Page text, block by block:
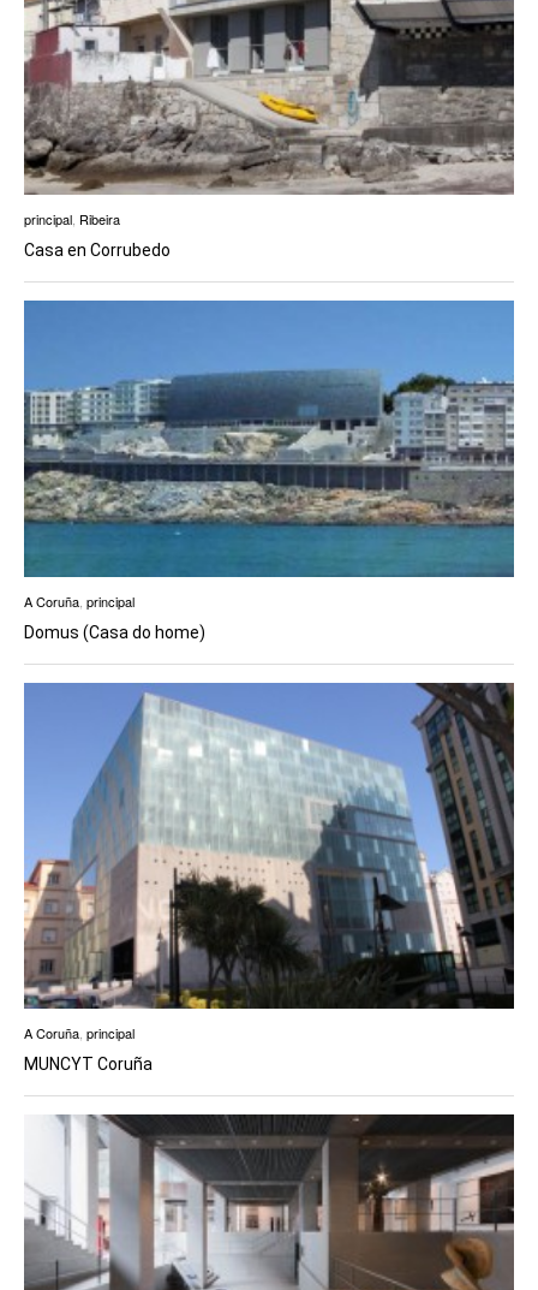
principal Ribeira
Casa en Corrubedo
A Coruña, principal
Domus (Casa do home)
A Coruña principal
MUNCYT Coruña